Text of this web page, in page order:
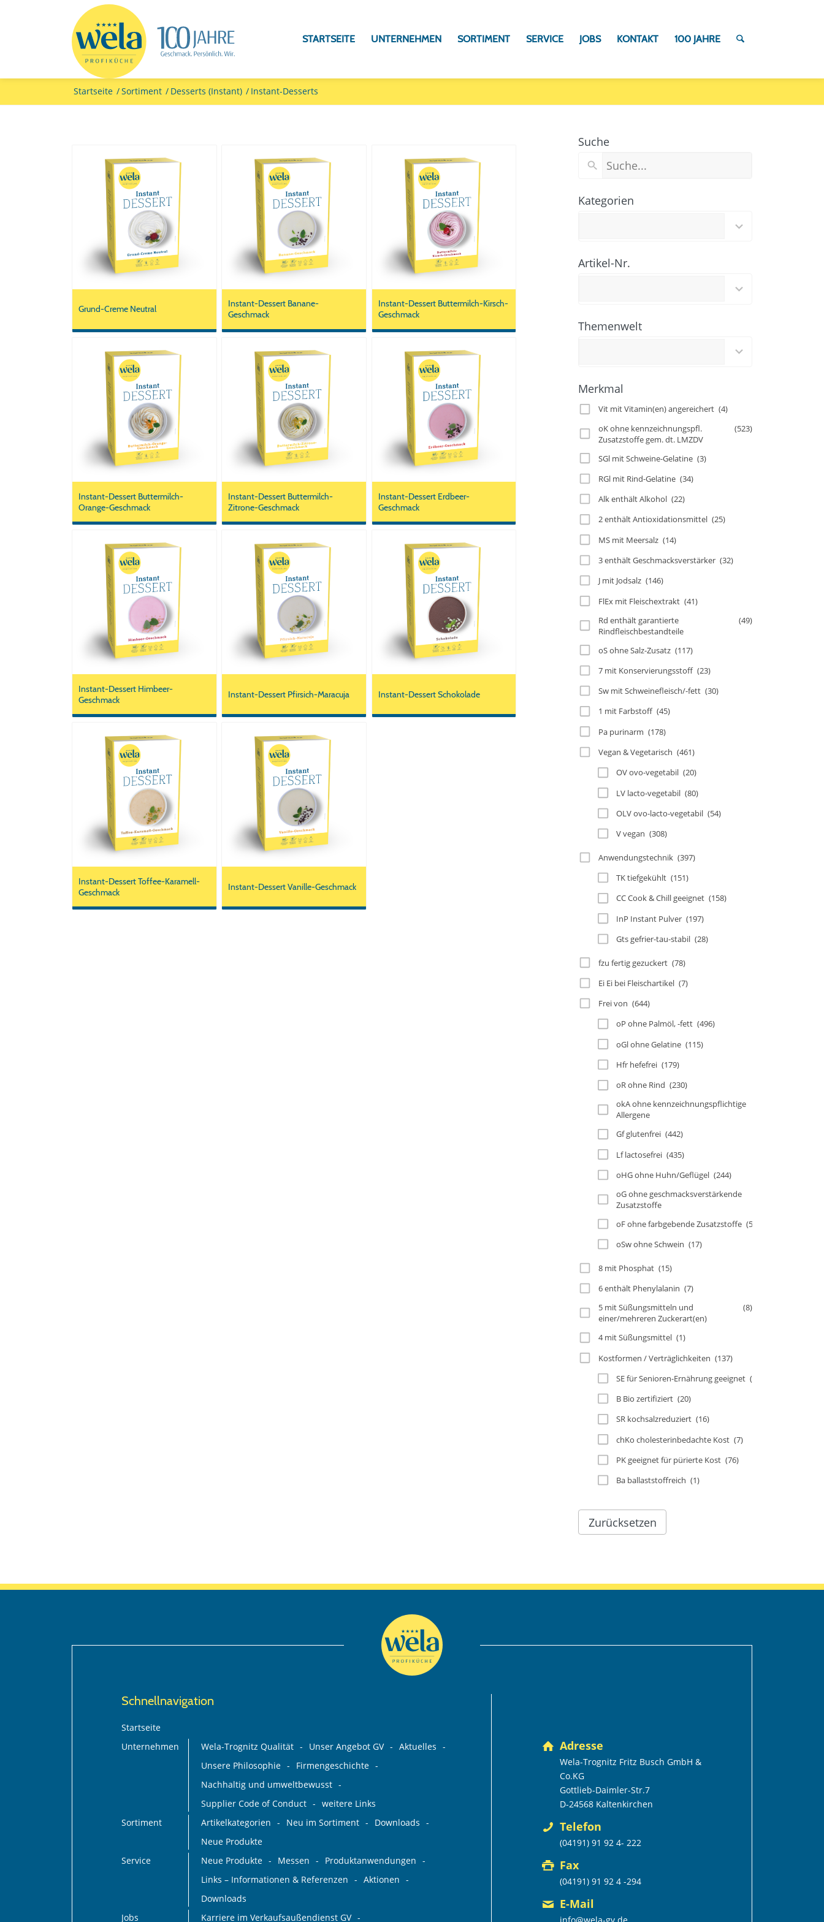
STARTSEITE UNTERNEHMEN SORTIMENT SERVICE JOBS KONTAKT 100 JAHRE
Startseite /Sortiment / Desserts (Instant) / Instant-Desserts
Grund-Creme Neutral
Instant-Dessert Banane-
Geschmack
Instant-Dessert Buttermilch-Kirsch-
Geschmack
Instant-Dessert Buttermilch-
Orange-Geschmack
Instant-Dessert Buttermilch-
Zitrone-Geschmack
Instant-Dessert Erdbeer-
Geschmack
Instant-Dessert Himbeer-
Geschmack
Instant-Dessert Pfirsich-Maracuja Instant-Dessert Schokolade
Instant-Dessert Toffee-Karamell-
Geschmack
Instant-Dessert Vanille-Geschmack
Suche
Kategorien
97
Artikel-Nr.
100
Themenwelt
2
Merkmal
Vit mit Vitamin(en) angereichert (4)
oK ohne kennzeichnungspfl.
Zusatzstoffe gem. dt. LMZDV
(523)
SGl mit Schweine-Gelatine (3)
RGl mit Rind-Gelatine (34)
Alk enthält Alkohol (22)
2 enthält Antioxidationsmittel (25)
MS mit Meersalz (14)
3 enthält Geschmacksverstärker (32)
J mit Jodsalz (146)
FlEx mit Fleischextrakt (41)
Rd enthält garantierte
Rindfleischbestandteile
(49)
oS ohne Salz-Zusatz (117)
7 mit Konservierungsstoff (23)
Sw mit Schweinefleisch/-fett (30)
1 mit Farbstoff (45)
Pa purinarm (178)
Vegan & Vegetarisch (461)
OV ovo-vegetabil (20)
LV lacto-vegetabil (80)
OLV ovo-lacto-vegetabil (54)
V vegan (308)
Anwendungstechnik (397)
TK tiefgekühlt (151)
CC Cook & Chill geeignet (158)
InP Instant Pulver (197)
Gts gefrier-tau-stabil (28)
fzu fertig gezuckert (78)
Ei Ei bei Fleischartikel (7)
Frei von (644)
oP ohne Palmöl, -fett (496)
oGl ohne Gelatine (115)
Hfr hefefrei (179)
oR ohne Rind (230)
okA ohne kennzeichnungspflichtige
Allergene
Gf glutenfrei (442)
Lf lactosefrei (435)
oHG ohne Huhn/Geflügel (244)
oG ohne geschmacksverstärkende
Zusatzstoffe
oF ohne farbgebende Zusatzstoffe (585)
oSw ohne Schwein (17)
8 mit Phosphat (15)
6 enthält Phenylalanin (7)
5 mit Süßungsmitteln und
einer/mehreren Zuckerart(en)
(8)
4 mit Süßungsmittel (1)
Kostformen / Verträglichkeiten (137)
SE für Senioren-Ernährung geeignet (49)
B Bio zertifiziert (20)
SR kochsalzreduziert (16)
chKo cholesterinbedachte Kost (7)
PK geeignet für pürierte Kost (76)
Ba ballaststoffreich (1)
Zurücksetzen
Schnellnavigation
Startseite
Unternehmen
Wela-Trognitz Qualität Unser Angebot GV
Aktuelles
Unsere Philosophie
Firmengeschichte
Nachhaltig und umweltbewusst
Supplier Code of Conduct
weitere Links
Sortiment
Artikelkategorien Neu im Sortiment
Downloads
Neue Produkte
Service
Neue Produkte Messen
Produktanwendungen
Links – Informationen & Referenzen
Aktionen
Downloads
Jobs
Karriere im Verkaufsaußendienst GV
Adresse
Wela-Trognitz Fritz Busch GmbH &
Co.KG
Gottlieb-Daimler-Str.7
D-24568 Kaltenkirchen
Telefon
(04191) 91 92 4- 222
Fax
(04191) 91 92 4 -294
E-Mail
info@wela-gv.de